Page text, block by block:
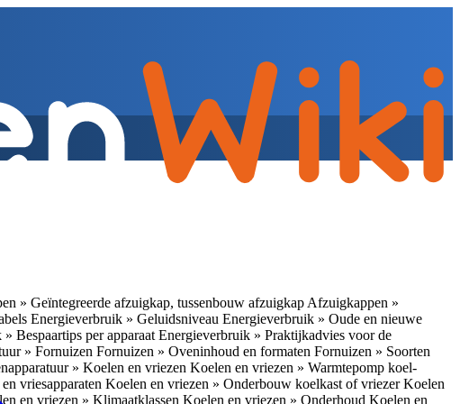
» Geïntegreerde afzuigkap, tussenbouw afzuigkap Afzuigkappen »
Energieverbruik » Geluidsniveau Energieverbruik » Oude en nieuwe
» Bespaartips per apparaat Energieverbruik » Praktijkadvies voor de
» Fornuizen Fornuizen » Oveninhoud en formaten Fornuizen » Soorten
» Koelen en vriezen Koelen en vriezen » Warmtepomp koel-
vriesapparaten Koelen en vriezen » Onderbouw koelkast of vriezerKoelen
en vriezen » Klimaatklassen Koelen en vriezen » Onderhoud Koelen en